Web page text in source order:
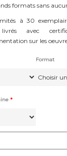
formats sans
à 30
avec
sur les
Format
*